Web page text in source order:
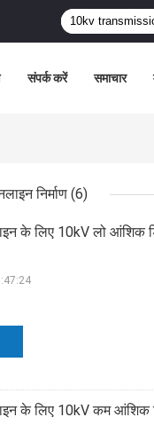
संपर्क करें समाचार
निर्माण (6)
के लिए 10kV लो आंशिक
के लिए 10kV कम